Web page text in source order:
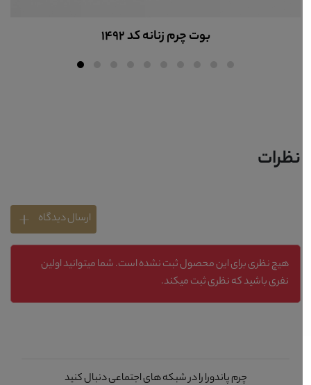
بوت چرم زنانه کد 1492
نظرات
ارسال دیدگاه
هیچ نظری برای این محصول ثبت نشده است. شما میتوانید اولین
نفری باشید که نظری ثبت میکند.
چرم پاندورا را در شبکه های اجتماعی دنبال کنید